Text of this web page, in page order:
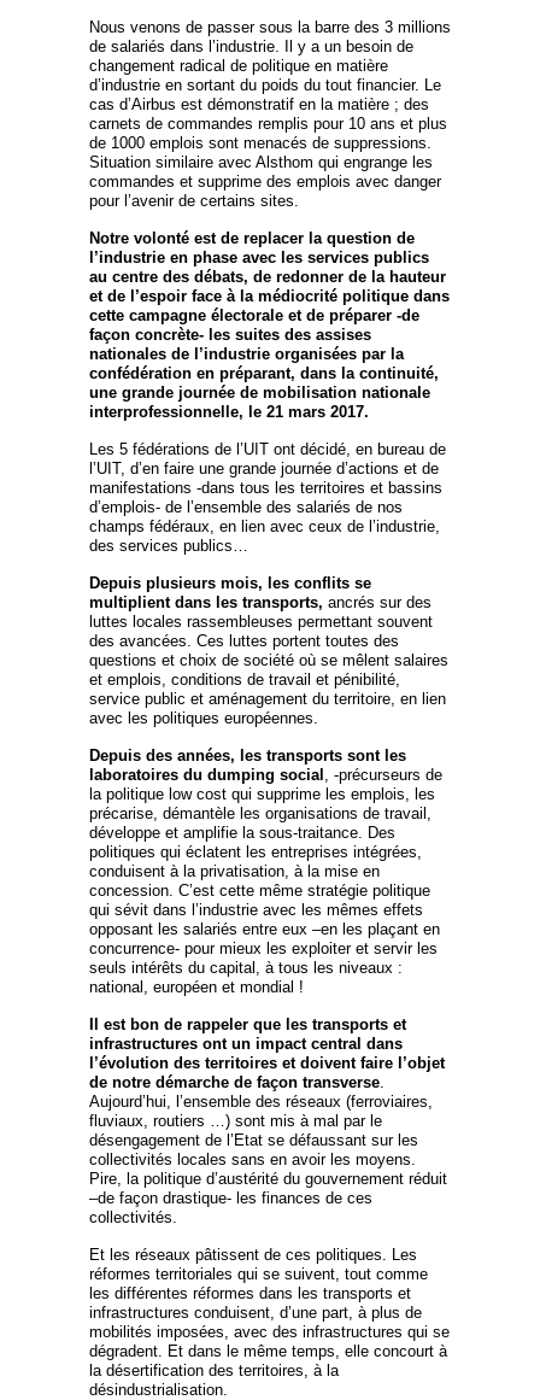
Nous venons de passer sous la barre des 3 millions
de salariés dans l’industrie. Il y a un besoin de
changement radical de politique en matière
d’industrie en sortant du poids du tout financier. Le
cas d’Airbus est démonstratif en la matière ; des
carnets de commandes remplis pour 10 ans et plus
de 1000 emplois sont menacés de suppressions.
Situation similaire avec Alsthom qui engrange les
commandes et supprime des emplois avec danger
pour l’avenir de certains sites.
Notre volonté est de replacer la question de
l’industrie en phase avec les services publics
au centre des débats, de redonner de la hauteur
et de l’espoir face à la médiocrité politique dans
cette campagne électorale et de préparer -de
façon concrète- les suites des assises
nationales de l’industrie organisées par la
confédération en préparant, dans la continuité,
une grande journée de mobilisation nationale
interprofessionnelle, le 21 mars 2017.
Les 5 fédérations de l’UIT ont décidé, en bureau de
l’UIT, d’en faire une grande journée d’actions et de
manifestations -dans tous les territoires et bassins
d’emplois- de l’ensemble des salariés de nos
champs fédéraux, en lien avec ceux de l’industrie,
des services publics…
Depuis plusieurs mois, les conflits se
multiplient dans les transports, ancrés sur des
luttes locales rassembleuses permettant souvent
des avancées. Ces luttes portent toutes des
questions et choix de société où se mêlent salaires
et emplois, conditions de travail et pénibilité,
service public et aménagement du territoire, en lien
avec les politiques européennes.
Depuis des années, les transports sont les
laboratoires du dumping social , -précurseurs de
la politique low cost qui supprime les emplois, les
précarise, démantèle les organisations de travail,
développe et amplifie la sous-traitance. Des
politiques qui éclatent les entreprises intégrées,
conduisent à la privatisation, à la mise en
concession. C’est cette même stratégie politique
qui sévit dans l’industrie avec les mêmes effets
opposant les salariés entre eux –en les plaçant en
concurrence- pour mieux les exploiter et servir les
seuls intérêts du capital, à tous les niveaux :
national, européen et mondial !
Il est bon de rappeler que les transports et
infrastructures ont un impact central dans
l’évolution des territoires et doivent faire l’objet
de notre démarche de façon transverse
Aujourd’hui, l’ensemble des réseaux (ferroviaires,
fluviaux, routiers …) sont mis à mal par le
désengagement de l’Etat se défaussant sur les
collectivités locales sans en avoir les moyens.
Pire, la politique d’austérité du gouvernement réduit
–de façon drastique- les finances de ces
collectivités.
Et les réseaux pâtissent de ces politiques. Les
réformes territoriales qui se suivent, tout comme
les différentes réformes dans les transports et
infrastructures conduisent, d’une part, à plus de
mobilités imposées, avec des infrastructures qui se
dégradent. Et dans le même temps, elle concourt à
la désertification des territoires, à la
désindustrialisation.